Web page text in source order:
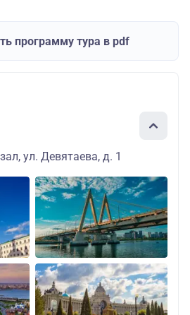
программу тура в pdf
ул. Девятаева, д. 1